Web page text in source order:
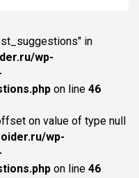
in
wp-
on line 46
on value of type null
wp-
on line 46